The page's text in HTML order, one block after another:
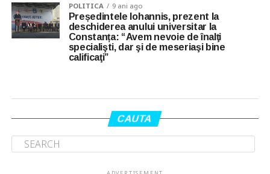
POLITICA 9 ani ago
Președintele Iohannis, prezent la
deschiderea anului universitar la
Constanța: “Avem nevoie de înalţi
specialişti, dar şi de meseriaşi bine
calificaţi”
CAUTA